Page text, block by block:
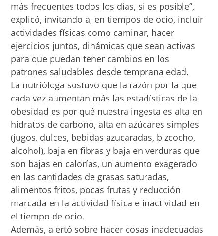
más frecuentes todos los días, si es posible”,
explicó, invitando a, en tiempos de ocio, incluir
actividades físicas como caminar, hacer
ejercicios juntos, dinámicas que sean activas
para que puedan tener cambios en los
patrones saludables desde temprana edad.
La nutrióloga sostuvo que la razón por la que
cada vez aumentan más las estadísticas de la
obesidad es por qué nuestra ingesta es alta en
hidratos de carbono, alta en azúcares simples
(jugos, dulces, bebidas azucaradas, bizcocho,
alcohol), baja en fibras y baja en verduras que
son bajas en calorías, un aumento exagerado
en las cantidades de grasas saturadas,
alimentos fritos, pocas frutas y reducción
marcada en la actividad física e inactividad en
el tiempo de ocio.
Además, alertó sobre hacer cosas inadecuadas